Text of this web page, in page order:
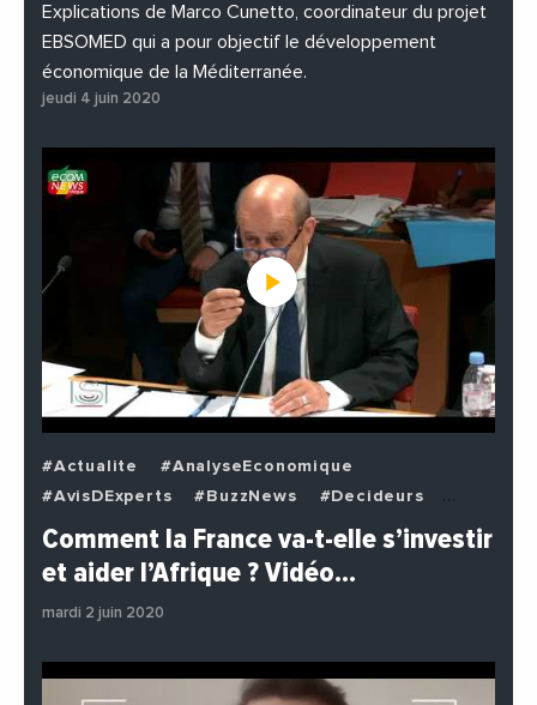
Explications de Marco Cunetto, coordinateur du projet
EBSOMED qui a pour objectif le développement
économique de la Méditerranée.
jeudi 4 juin 2020
#Actualite
#AnalyseEconomique
#AvisDExperts
#BuzzNews
#Decideurs
#EchangesMediterraneens
#Economie
#Politique
Comment la France va-t-elle s’investir
et aider l’Afrique ? Vidéo…
mardi 2 juin 2020